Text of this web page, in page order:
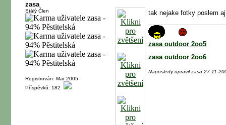
zasa
Stálý Člen
Registrován: Mar 2005
Příspěvků: 182
tak nejake fotky poslem
zasa outdoor 2oo5
zasa outdoor 2oo6
Naposledy upravil zasa 27-11-